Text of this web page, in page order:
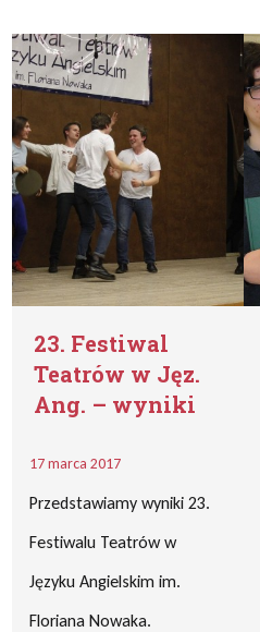
23. Festiwal
Teatrów w Jęz.
Ang. – wyniki
17 marca 2017
Przedstawiamy wyniki 23.
Festiwalu Teatrów w
Języku Angielskim im.
Floriana Nowaka.